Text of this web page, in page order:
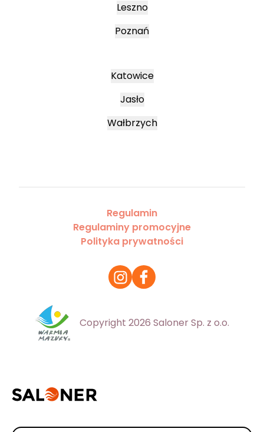
Leszno
Poznań
Katowice
Jasło
Wałbrzych
Regulamin
Regulaminy promocyjne
Polityka prywatności
Copyright 2026 Saloner Sp. z o.o.